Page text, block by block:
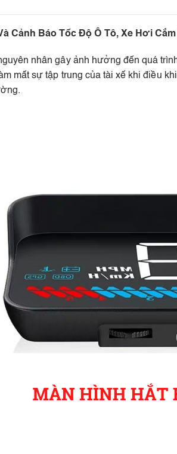
Cảnh Báo Tốc Độ Ô Tô, Xe Hơi
nhân gây ảnh hưởng đến quá
mất sự tập trung của tài xế khi điều